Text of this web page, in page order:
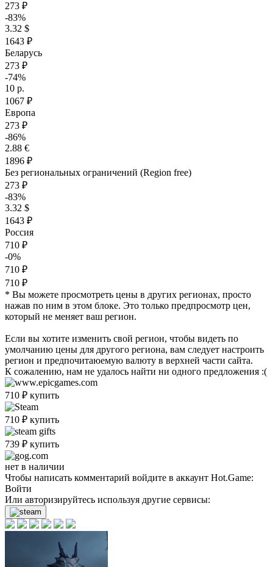
273 ₽
-83%
3.32 $
1643 ₽
Беларусь
273 ₽
-74%
10 р.
1067 ₽
Европа
273 ₽
-86%
2.88 €
1896 ₽
Без региональных ограничений (Region free)
273 ₽
-83%
3.32 $
1643 ₽
Россия
710 ₽
-0%
710 ₽
710 ₽
* Вы можете просмотреть цены в других регионах, просто
нажав по ним в этом блоке. Это только предпросмотр цен,
который не меняет ваш регион.
Если вы хотите изменить свой регион, чтобы видеть по
умолчанию цены для другого региона, вам следует настроить
регион и предпочитаюемую валюту в верхней части сайта.
К сожалению, нам не удалось найти ни одного предложения :(
710 ₽ купить
710 ₽ купить
739 ₽ купить
нет в наличии
Чтобы написать комментарий войдите в аккаунт Hot.Game:
Войти
Или авторизируйтесь используя другие сервисы: